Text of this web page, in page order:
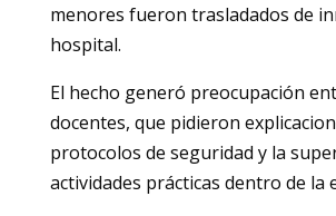
menores fueron trasladados de
hospital.
El hecho generó preocupación
docentes, que pidieron
protocolos de seguridad y la
actividades prácticas dentro de la